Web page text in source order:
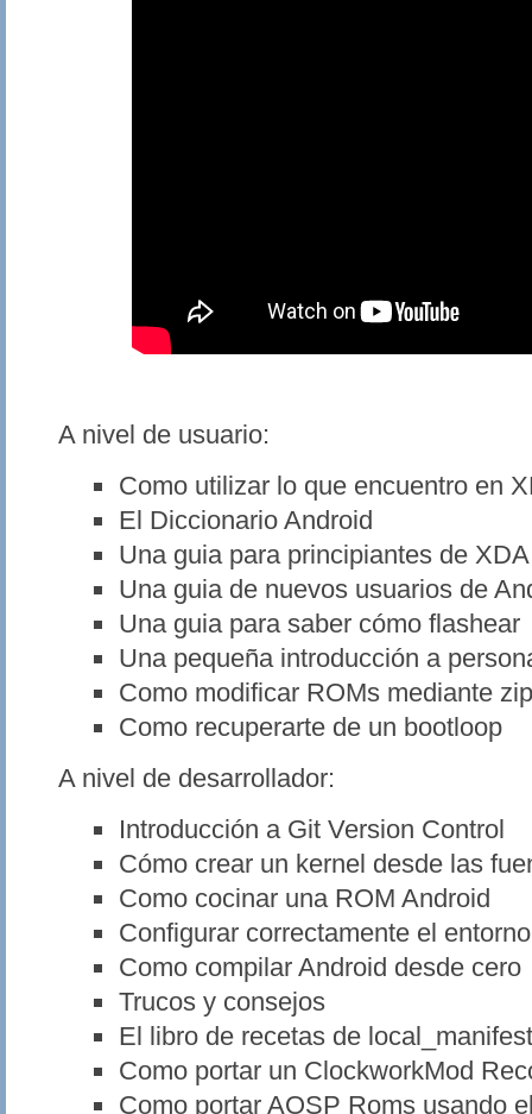
A nivel de usuario:
Como utilizar lo que encuentro en
El Diccionario Android
Una guia para principiantes de XDA
Una guia de nuevos usuarios de
Una guia para saber cómo flashear
Una pequeña introducción a
Como modificar ROMs mediante
Como recuperarte de un bootloop
A nivel de desarrollador:
Introducción a Git Version Control
Cómo crear un kernel desde las
Como cocinar una ROM Android
Configurar correctamente el
Como compilar Android desde cero
Trucos y consejos
El libro de recetas de
Como portar un ClockworkMod
Como portar AOSP Roms usando